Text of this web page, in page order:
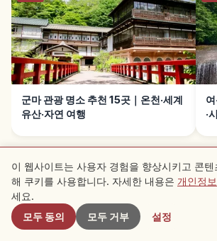
군마 관광 명소 추천 15곳｜온천·세계
유산·자연 여행
·
근처 추천 스팟
이 웹사이트는 사용자 경험을 향상시키고 콘
해 쿠키를 사용합니다. 자세한 내용은 개인정
세요.
모두 동의
모두 거부 설정